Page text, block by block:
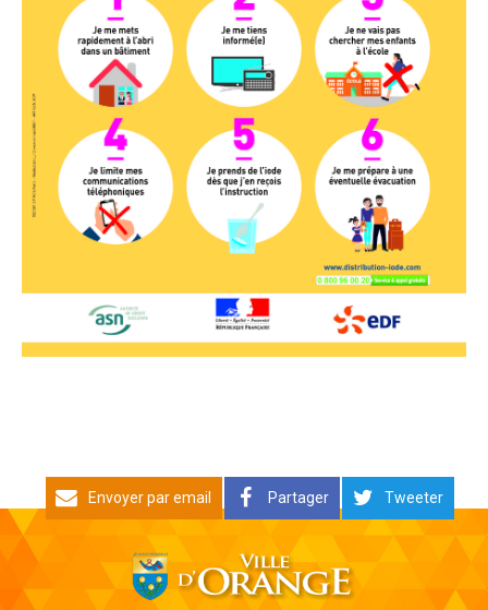
Envoyer par email Partager Tweeter